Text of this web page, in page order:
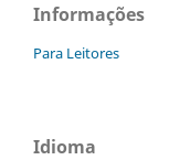
Informações
Para Leitores
Idioma